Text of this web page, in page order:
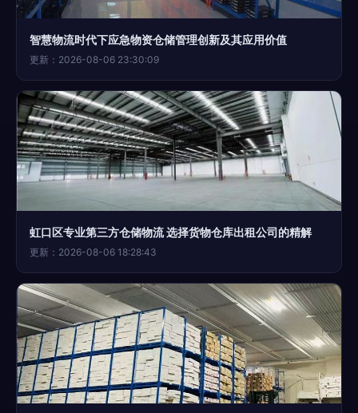
智慧物流时代下应急物资仓储管理创新及其应用价值
更新：2026-08-06 23:30:09
虹口区专业第三方仓储物流 选择货物仓库出租公司的精解
更新：2026-08-06 18:28:43